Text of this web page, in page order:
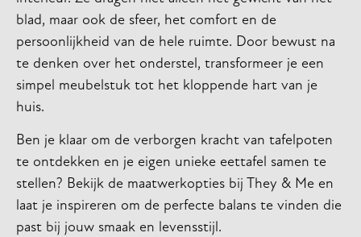
blad, maar ook de sfeer, het comfort en de
persoonlijkheid van de hele ruimte. Door bewust na
te denken over het onderstel, transformeer je een
simpel meubelstuk tot het kloppende hart van je
huis.
Ben je klaar om de verborgen kracht van tafelpoten
te ontdekken en je eigen unieke eettafel samen te
stellen? Bekijk de maatwerkopties bij They & Me en
laat je inspireren om de perfecte balans te vinden die
past bij jouw smaak en levensstijl.